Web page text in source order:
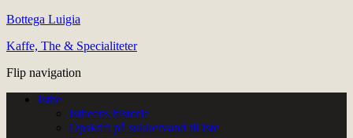
Bottega Luigia
Kaffe, The & Specialiteter
Flip navigation
Isthe
Istheens historie
Opskrift på sukkervand til Iste